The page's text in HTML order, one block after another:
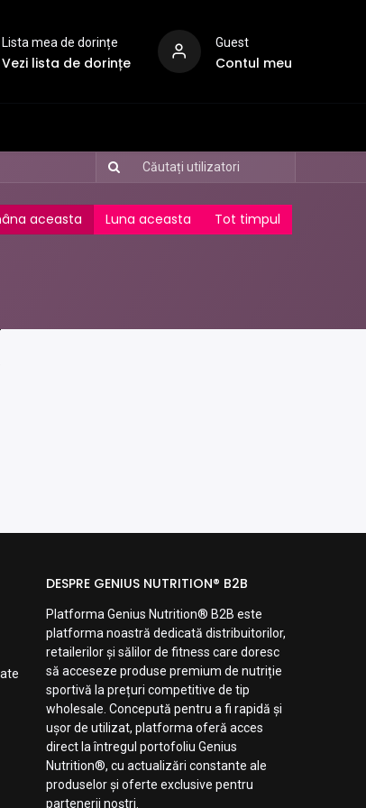
Lista mea de dorințe
Vezi lista de dorințe
Guest
Contul meu
aceasta Luna aceasta Tot timpul
DESPRE GENIUS NUTRITION® B2B
Platforma Genius Nutrition® B2B este
platforma noastră dedicată distribuitorilor,
retailerilor și sălilor de fitness care doresc
să acceseze produse premium de nutriție
sportivă la prețuri competitive de tip
wholesale. Concepută pentru a fi rapidă și
ușor de utilizat, platforma oferă acces
direct la întregul portofoliu Genius
Nutrition®, cu actualizări constante ale
produselor și oferte exclusive pentru
partenerii noștri.